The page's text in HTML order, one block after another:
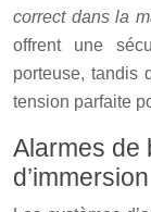
correct dans la
offrent une
porteuse, tandis
tension parfaite
Alarmes de